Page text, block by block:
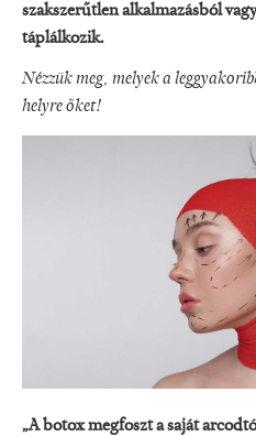
szakszerűtlen alkalmazásból
táplálkozik.
Nézzük meg, melyek a
helyre őket!
„A botox megfoszt a saját